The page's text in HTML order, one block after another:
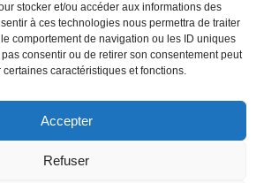
stocker et/ou accéder aux informations des
à ces technologies nous permettra de traiter
comportement de navigation ou les ID uniques
consentir ou de retirer son consentement peut
caractéristiques et fonctions.
Accepter
Refuser
- Copyright © 2026 La
Comédiathèque